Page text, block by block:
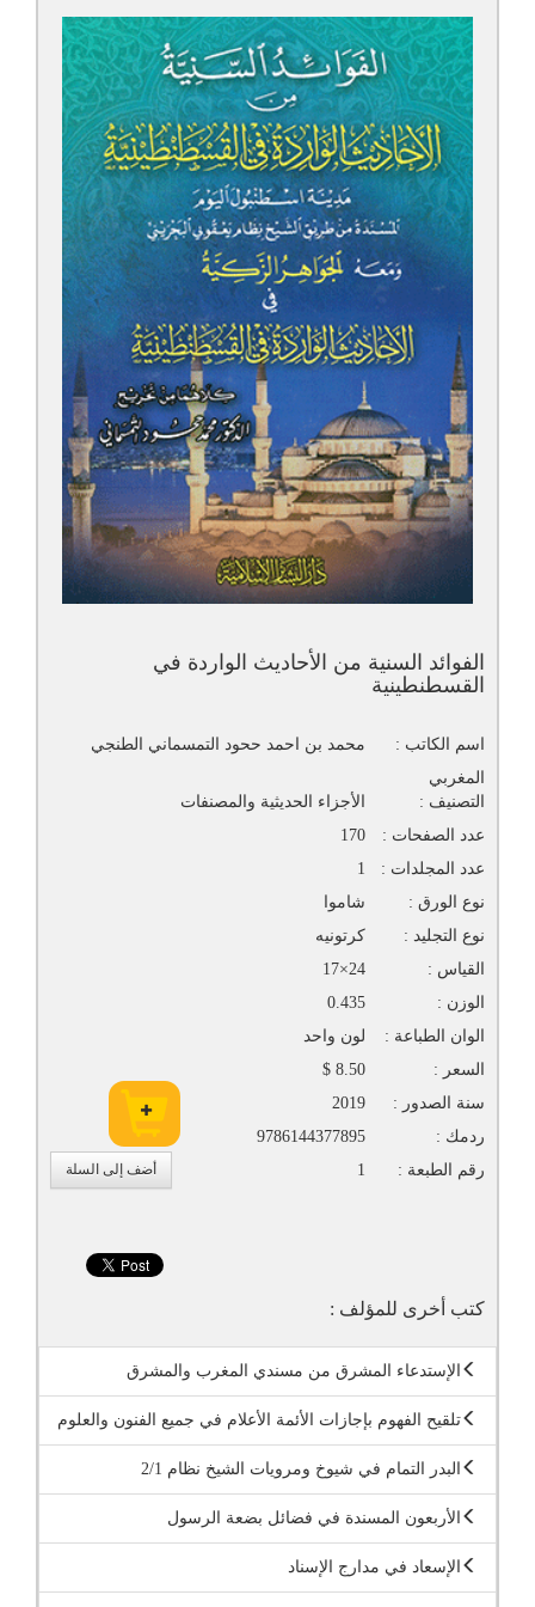
أضف إلى السلة
الفوائد السنية من الأحاديث الواردة في
القسطنطينية
اسم الكاتب :
محمد بن احمد ححود التمسماني الطنجي
المغربي
التصنيف :
الأجزاء الحديثية والمصنفات
عدد الصفحات :
170
عدد المجلدات :
1
نوع الورق :
شاموا
نوع التجليد :
كرتونيه
القياس :
24×17
الوزن :
0.435
الوان الطباعة :
لون واحد
السعر :
8.50 $
سنة الصدور :
2019
ردمك :
9786144377895
رقم الطبعة :
1
كتب أخرى للمؤلف :
الإستدعاء المشرق من مسندي المغرب والمشرق
تلقيح الفهوم بإجازات الأئمة الأعلام في جميع الفنون والعلوم
البدر التمام في شيوخ ومرويات الشيخ نظام 2/1
الأربعون المسندة في فضائل بضعة الرسول
الإسعاد في مدارج الإسناد